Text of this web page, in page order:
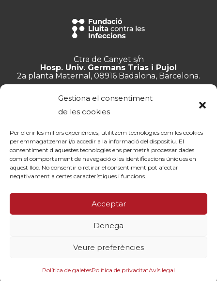
Gestiona el consentiment
de les cookies
Per oferir les millors experiències, utilitzem tecnologies com les cookies
per emmagatzemar i/o accedir a la informació del dispositiu. El
consentiment d'aquestes tecnologies ens permetrà processar dades
com el comportament de navegació o les identificacions úniques en
aquest lloc. No consentir o retirar el consentiment pot afectar
negativament a certes característiques i funcions.
Acceptar
Denega
Veure preferències
Política de galetesPolítica de privacitatAvís legal
Ctra de Canyet s/n
Hosp. Univ. Germans Trias i Pujol
2a planta Maternal, 08916 Badalona, Barcelona.
info@lluita.org
Treballa amb nosaltres
Transparència
Canal de denúncies
Contacte
privacitat· Política de cookies